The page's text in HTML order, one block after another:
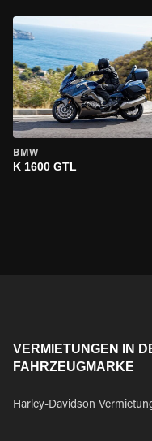
BMW
K 1600 GTL
VERMIETUNGEN IN
FAHRZEUGMARKE
Harley-Davidson